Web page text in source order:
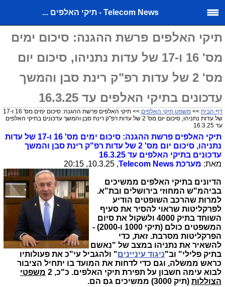
Telecom News - תיקי האלפים ...
תיקי האלפים פרשת ההגנה: סיכום ימים
מס' 16 ו-17 של עדות נתניהו, סיכום יום
מס' 2 של עדות רפ"ק רינת סבן והמשך
עדכונים בתיקי האלפים עד 16.3.25
דף הבית >> משפט תיקי האלפים
>> תיקי האלפים פרשת ההגנה: סיכום ימים מס' 16 ו-17
של עדות נתניהו, סיכום יום מס' 2 של עדות רפ"ק רינת סבן והמשך עדכונים בתיקי האלפים
עד 16.3.25
תיקי האלפים פרשת ההגנה: סיכום ימים מס' 16 ו-17 של עדות
נתניהו, סיכום יום מס' 2 של עדות רפ"ק רינת סבן והמשך
עדכונים בתיקי האלפים עד 16.3.25
מאת: מערכת Telecom News
, 10.3.25, 20:15
הדיונים בתיקי האלפים ממשיכים
בביהמ"ש המחוזי בירושלים ובת"א.
למרות שהרכב השופטים הודיע
לפרקליטות שראוי להסיר את סעיף
השוחד בתיק 4000 ולשקול את סיום
המשפטים כולם (תיקי 1000 ו-2000) -
הפרקליטות מסרבת. זאת, כדי
להשאיר את נתניהו במצב של "נאשם
בתיק פלילי" וב"ניגוד עיניינים" ולהגביל עי"כ את פעולותיו
כראש ממשלה, וגם כדי לדחות את המועד בו יתחיל הציבור
לבוא עימה חשבון על תפירת תיקי האלפים. כ"כ, 2
משפטי
הצוללות (תיק 3000) ממשיכים גם הם.